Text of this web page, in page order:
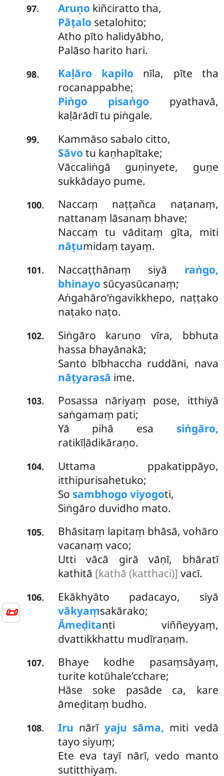
📜
97. Aruṇo kiñciratto tha,
Pāṭalo setalohito;
Atho pīto halidyābho,
Palāso harito hari.
98. Kaḷāro kapilo nīla, pīte tha
rocanappabhe;
Piṅgo pisaṅgo pyathavā,
kaḷārādī tu piṅgale.
99.
Kammāso sabalo citto,
Sāvo tu kaṇhapītake;
Vāccaliṅgā guṇinyete, guṇe
sukkādayo pume.
100.
Naccaṃ naṭṭañca naṭanaṃ,
nattanaṃ lāsanaṃ bhave;
Naccaṃ tu vāditaṃ gīta, miti
nāṭumidaṃ tayaṃ.
101. Naccaṭṭhānaṃ siyā raṅgo,
bhinayo sūcyasūcanaṃ;
Aṅgahāro’ṅgavikkhepo, naṭṭako
naṭako naṭo.
102.
Siṅgāro karuṇo vīra, bbhuta
hassa bhayānakā;
Santo bībhaccha ruddāni, nava
nāṭyarasā ime.
103.
Posassa nāriyaṃ pose, itthiyā
saṅgamaṃ pati;
Yā pihā esa siṅgāro,
ratikīḷādikāraṇo.
104.
Uttama ppakatippāyo,
itthipurisahetuko;
So sambhogo viyogoti,
Siṅgāro duvidho mato.
105. Bhāsitaṃ lapitaṃ bhāsā, vohāro
vacanaṃ vaco;
Utti vācā girā vāṇī, bhāratī
kathitā [kathā (katthaci)] vacī.
106.
Ekākhyāto padacayo, siyā
vākyaṃsakārako;
Āmeḍitanti viññeyyaṃ,
dvattikkhattu mudīraṇaṃ.
107.
Bhaye kodhe pasaṃsāyaṃ,
turite kotūhale’cchare;
Hāse soke pasāde ca, kare
āmeḍitaṃ budho.
108. Iru nārī yaju sāma, miti vedā
tayo siyuṃ;
Ete eva tayī nārī, vedo manto
sutitthiyaṃ.